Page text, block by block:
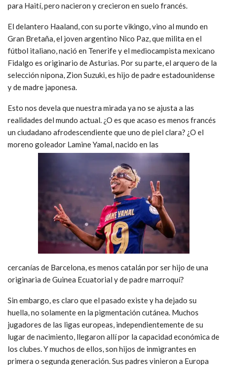
para Haití, pero nacieron y crecieron en suelo francés.
El delantero Haaland, con su porte vikingo, vino al mundo en
Gran Bretaña, el joven argentino Nico Paz, que milita en el
fútbol italiano, nació en Tenerife y el mediocampista mexicano
Fidalgo es originario de Asturias. Por su parte, el arquero de la
selección nipona, Zion Suzuki, es hijo de padre estadounidense
y de madre japonesa.
Esto nos devela que nuestra mirada ya no se ajusta a las
realidades del mundo actual. ¿O es que acaso es menos francés
un ciudadano afrodescendiente que uno de piel clara? ¿O el
moreno goleador Lamine Yamal, nacido en las
cercanías de Barcelona, es menos catalán por ser hijo de una
originaria de Guinea Ecuatorial y de padre marroquí?
Sin embargo, es claro que el pasado existe y ha dejado su
huella, no solamente en la pigmentación cutánea. Muchos
jugadores de las ligas europeas, independientemente de su
lugar de nacimiento, llegaron allí por la capacidad económica de
los clubes. Y muchos de ellos, son hijos de inmigrantes en
primera o segunda generación. Sus padres vinieron a Europa